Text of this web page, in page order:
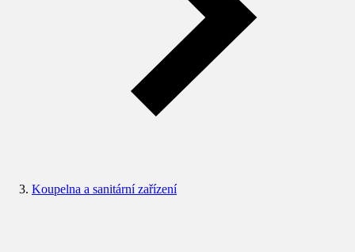
Koupelna a sanitární zařízení